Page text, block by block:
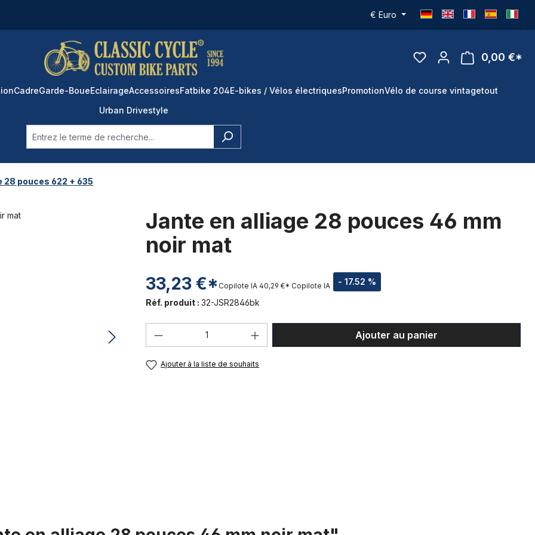
€ Euro
0,00 €*
CadreGarde-BoueEclairageAccessoiresFatbike 204E-bikes / Vélos électriquesPromotionVélo de course vintagetout
Urban Drivestyle
28 pouces 622 + 635
Jante en alliage 28 pouces 46 mm
noir mat
33,23 €* - 17.52 %
Copilote IA 40,29 €* Copilote IA
Réf. produit : 32-JSR2846bk
Quantité de produit : Entrez la quantité souhaitée ou
Ajouter au panier
Ajouter à la liste de souhaits